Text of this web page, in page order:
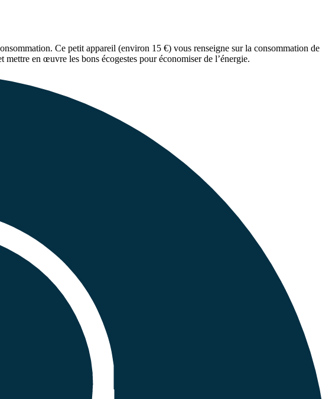
Ce petit appareil (environ 15 €) vous renseigne sur la consommation de
en œuvre les bons écogestes pour économiser de l’énergie.